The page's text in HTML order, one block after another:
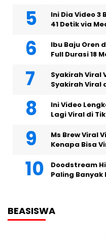
Ini Dia Video 3
41 Detik via
Ibu Baju Oren
Full Durasi 18
Syakirah Viral
Syakirah Viral
Ini Video
Lagi Viral di
Ms Brew Viral
Kenapa Bisa
Doodstream
Paling Banyak
BEASISWA